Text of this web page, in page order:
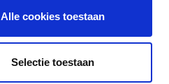
Alle cookies toestaan
Selectie toestaan